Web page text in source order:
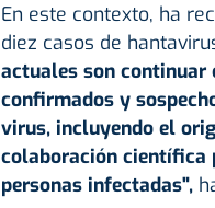
En este contexto, ha
diez casos de
actuales son continuar
confirmados y
virus, incluyendo el
colaboración científica
personas infectadas",